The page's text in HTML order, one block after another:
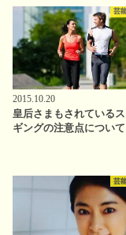
芸
2015.10.20
皇后さまもされている
ギングの注意点について
芸